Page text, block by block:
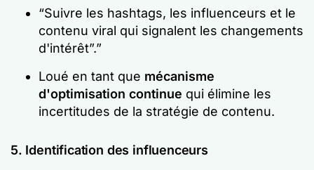
“Suivre les hashtags, les influenceurs et le
contenu viral qui signalent les changements
d'intérêt”.”
Loué en tant que mécanisme
d'optimisation continue qui élimine les
incertitudes de la stratégie de contenu.
5. Identification des influenceurs